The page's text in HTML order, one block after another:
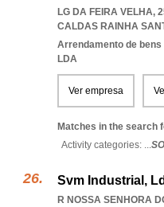
LG DA FEIRA VELHA,
CALDAS RAINHA
Arrendamento de
LDA
Ver empresa
Matches in the search
Activity categories: ...
Svm Industrial,
R NOSSA SENHORA